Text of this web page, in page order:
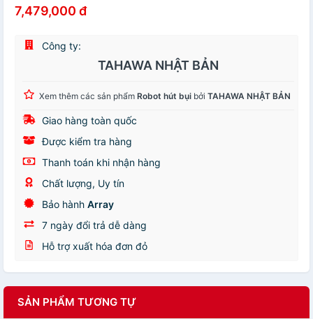
7,479,000 đ
Công ty:
TAHAWA NHẬT BẢN
Xem thêm các sản phẩm Robot hút bụi bởi TAHAWA NHẬT BẢN
Giao hàng toàn quốc
Được kiểm tra hàng
Thanh toán khi nhận hàng
Chất lượng, Uy tín
Bảo hành Array
7 ngày đổi trả dễ dàng
Hỗ trợ xuất hóa đơn đỏ
SẢN PHẨM TƯƠNG TỰ